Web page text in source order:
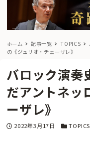
ホーム 記事一覧 TOPICS
の《ジュリオ・チェーザレ》
バロック演奏
だアントネッ
ーザレ》
投稿日
2022年3月17日 カテゴリー
TOPICS